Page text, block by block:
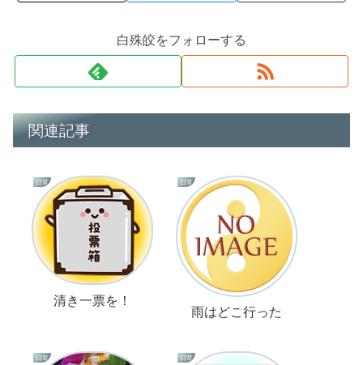
白殊皎をフォローする
関連記事
日常
清き一票を！
日常
雨はどこ行った
日常 日常